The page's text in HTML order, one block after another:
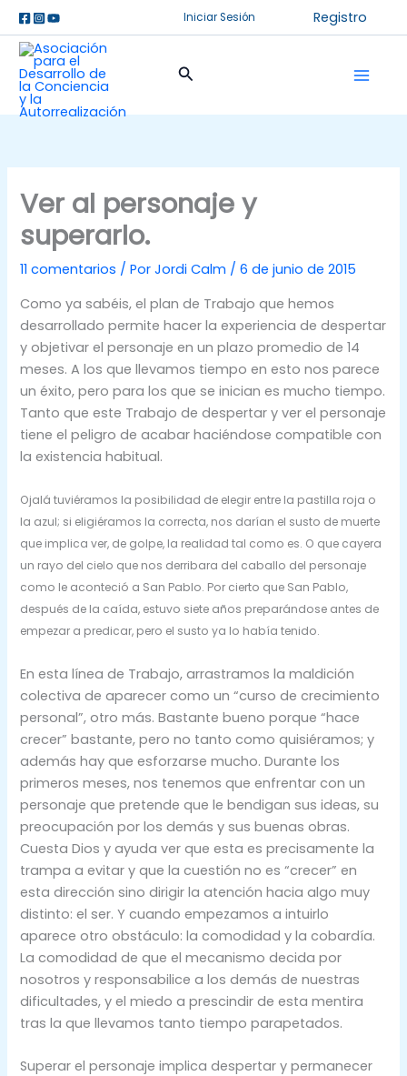
al
contenido
Iniciar Sesión Registro
Buscar
Ver al personaje y
superarlo.
11 comentarios / PorJordi Calm /6 de junio de 2015
Como ya sabéis, el plan de Trabajo que hemos
desarrollado permite hacer la experiencia de despertar
y objetivar el personaje en un plazo promedio de 14
meses. A los que llevamos tiempo en esto nos parece
un éxito, pero para los que se inician es mucho tiempo.
Tanto que este Trabajo de despertar y ver el personaje
tiene el peligro de acabar haciéndose compatible con
la existencia habitual.
Ojalá tuviéramos la posibilidad de elegir entre la pastilla roja o
la azul; si eligiéramos la correcta, nos darían el susto de muerte
que implica ver, de golpe, la realidad tal como es. O que cayera
un rayo del cielo que nos derribara del caballo del personaje
como le aconteció a San Pablo. Por cierto que San Pablo,
después de la caída, estuvo siete años preparándose antes de
empezar a predicar, pero el susto ya lo había tenido.
En esta línea de Trabajo, arrastramos la maldición
colectiva de aparecer como un “curso de crecimiento
personal”, otro más. Bastante bueno porque “hace
crecer” bastante, pero no tanto como quisiéramos; y
además hay que esforzarse mucho. Durante los
primeros meses, nos tenemos que enfrentar con un
personaje que pretende que le bendigan sus ideas, su
preocupación por los demás y sus buenas obras.
Cuesta Dios y ayuda ver que esta es precisamente la
trampa a evitar y que la cuestión no es “crecer” en
esta dirección sino dirigir la atención hacia algo muy
distinto: el ser. Y cuando empezamos a intuirlo
aparece otro obstáculo: la comodidad y la cobardía.
La comodidad de que el mecanismo decida por
nosotros y responsabilice a los demás de nuestras
dificultades, y el miedo a prescindir de esta mentira
tras la que llevamos tanto tiempo parapetados.
Superar el personaje implica despertar y permanecer